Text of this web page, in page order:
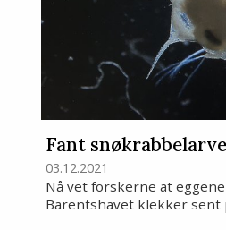
Fant
03.12.2021
Nå vet forskerne at
Barentshavet klekker sent